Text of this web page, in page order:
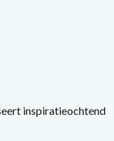
inspiratieochtend